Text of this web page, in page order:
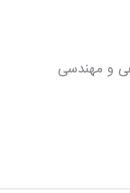
و مهندسی